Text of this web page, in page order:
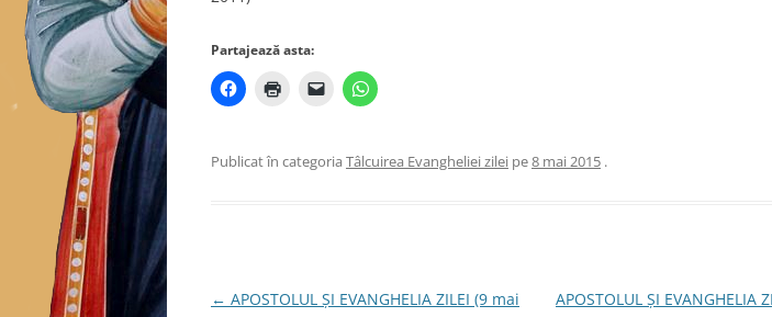
Partajează asta:
Publicat în categoria Tâlcuirea Evangheliei zilei pe8 mai 2015 .
Navigare
← APOSTOLUL ȘI EVANGHELIA ZILEI (9 mai
APOSTOLUL ȘI EVANGHELIA